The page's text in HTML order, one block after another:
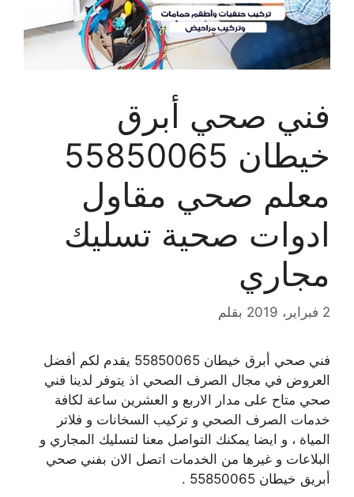
فني صحي أبرق
خيطان 55850065
معلم صحي مقاول
ادوات صحية تسليك
مجاري
2 فبراير، 2019 بقلم
فني صحي أبرق خيطان 55850065 يقدم لكم أفضل
العروض في مجال الصرف الصحي اذ يتوفر لدينا فني
صحي متاح على مدار الاربع و العشرين ساعة لكافة
خدمات الصرف الصحي و تركيب السخانات و فلاتر
المياة ، و ايضا يمكنك التواصل معنا لتسليك المجاري و
البلاعات و غيرها من الخدمات اتصل الان بفني صحي
أبريق خيطان 55850065 .